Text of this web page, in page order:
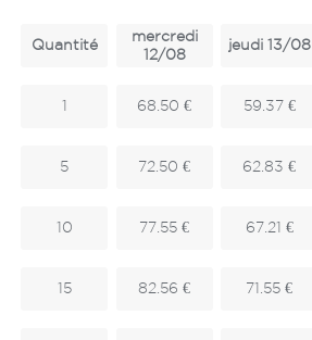
Quantité
1
5
10
15
mercredi
12/08
jeudi 13/08
68.50 € 59.37 €
72.50 € 62.83 €
77.55 € 67.21 €
82.56 € 71.55 €